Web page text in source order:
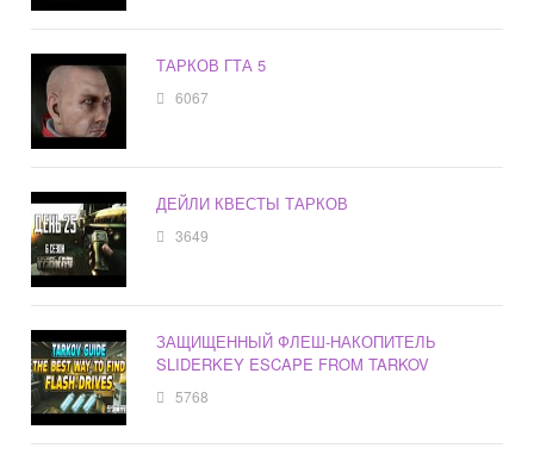
ТАРКОВ ГТА 5
6067
ДЕЙЛИ КВЕСТЫ ТАРКОВ
3649
ЗАЩИЩЕННЫЙ ФЛЕШ-НАКОПИТЕЛЬ
SLIDERKEY ESCAPE FROM TARKOV
5768